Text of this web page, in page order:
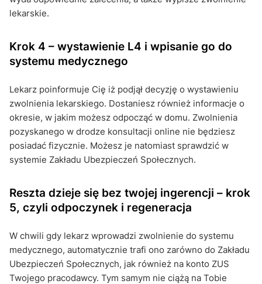
lekarskie.
Krok 4 – wystawienie L4 i wpisanie go do
systemu medycznego
Lekarz poinformuje Cię iż podjął decyzję o wystawieniu
zwolnienia lekarskiego. Dostaniesz również informacje o
okresie, w jakim możesz odpocząć w domu. Zwolnienia
pozyskanego w drodze konsultacji online nie będziesz
posiadać fizycznie. Możesz je natomiast sprawdzić w
systemie Zakładu Ubezpieczeń Społecznych.
Reszta dzieje się bez twojej ingerencji – krok
5, czyli odpoczynek i regeneracja
W chwili gdy lekarz wprowadzi zwolnienie do systemu
medycznego, automatycznie trafi ono zarówno do Zakładu
Ubezpieczeń Społecznych, jak również na konto ZUS
Twojego pracodawcy. Tym samym nie ciążą na Tobie